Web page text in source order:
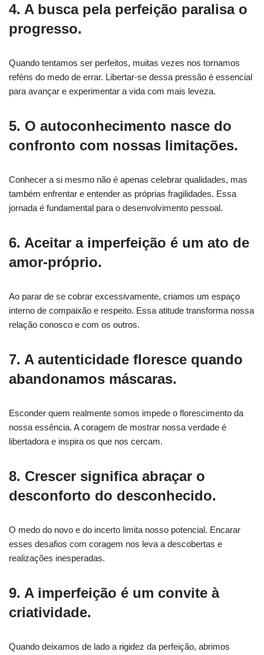
4. A busca pela perfeição paralisa o
progresso.
Quando tentamos ser perfeitos, muitas vezes nos tornamos
reféns do medo de errar. Libertar-se dessa pressão é essencial
para avançar e experimentar a vida com mais leveza.
5. O autoconhecimento nasce do
confronto com nossas limitações.
Conhecer a si mesmo não é apenas celebrar qualidades, mas
também enfrentar e entender as próprias fragilidades. Essa
jornada é fundamental para o desenvolvimento pessoal.
6. Aceitar a imperfeição é um ato de
amor-próprio.
Ao parar de se cobrar excessivamente, criamos um espaço
interno de compaixão e respeito. Essa atitude transforma nossa
relação conosco e com os outros.
7. A autenticidade floresce quando
abandonamos máscaras.
Esconder quem realmente somos impede o florescimento da
nossa essência. A coragem de mostrar nossa verdade é
libertadora e inspira os que nos cercam.
8. Crescer significa abraçar o
desconforto do desconhecido.
O medo do novo e do incerto limita nosso potencial. Encarar
esses desafios com coragem nos leva a descobertas e
realizações inesperadas.
9. A imperfeição é um convite à
criatividade.
Quando deixamos de lado a rigidez da perfeição, abrimos